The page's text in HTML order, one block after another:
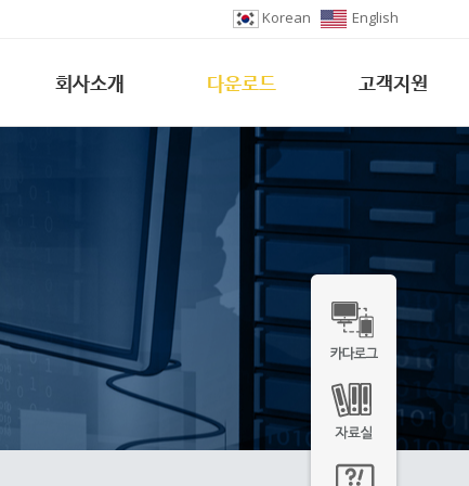
Korean English
회사소개 다운로드 고객지원